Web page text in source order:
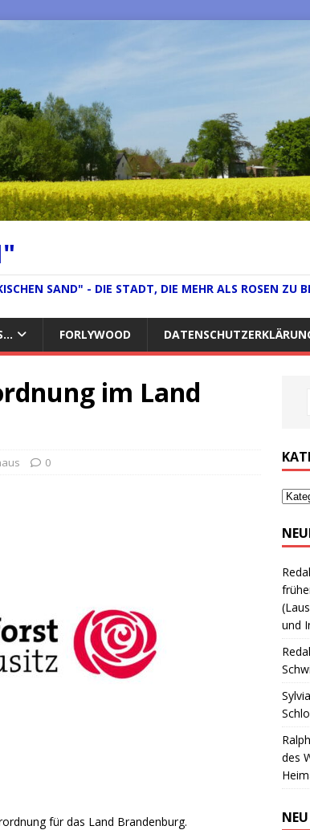
SAND" - DIE STADT, DIE MEHR ALS ROSEN ZU
FORLYWOOD
im Land
0
für das Land Brandenburg.
und
Sylvia
des